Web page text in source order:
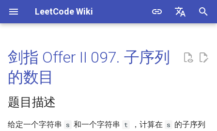
LeetCode Wiki
中文
在
始
化
搜
1. 两数之和
3. 数组中重复的数字
题目描述
1.1. 判定字符是否唯一
剑指 Offer II 097. 子序列
的数目
题目描述
给定一个字符串 s 和一个字符串 t ，计算在 s 的子序列